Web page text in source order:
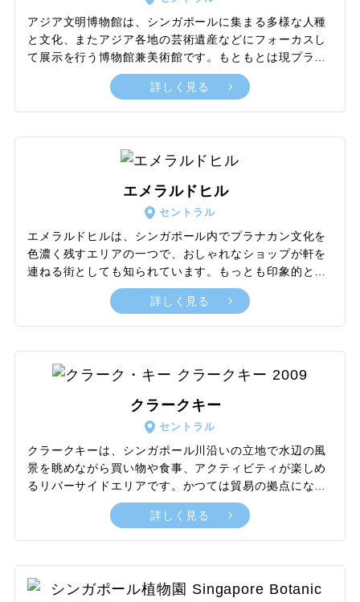
アジア文明博物館は、シンガポールに集まる多様な人種
と文化、またアジア各地の芸術遺産などにフォーカスし
て展示を行う博物館兼美術館です。もともとは現プラナ
カン博物館の建物を利用していましたが、2003年に移
転。さらに2015年には展示棟の新設やギャラリースペー
ス増設のリニューアル工事を完成させました。現在では
装など1,000点以上におよぶ品を紹介し、時には日本文
ます。見学時には、日本語対応可能な無料のガイド付き
ツアーの利用がおすすめです。
詳しく見る
エメラルドヒル
セントラル
エメラルドヒルは、シンガポール内でプラナカン文化を
色濃く残すエリアの一つで、おしゃれなショップが軒を
連ねる街としても知られています。もっとも印象的とい
えるのは、プラナカン文化を象徴する建物であり、また
カラフルで装飾的な姿がカメラの被写体としても人気の
ショップハウスが立ち並ぶ風景。さまざまな国のテイス
魅力にもあふれています。また、伝統的でレトロムード
フェやバーに生まれ変わっている場所も多く、街歩きの
合間にひと息つけるスポットとして重宝します。
詳しく見る
クラークキー
セントラル
クラークキーは、シンガポール川沿いの立地で水辺の風
景を眺めながら買い物や食事、アクティビティが楽しめ
るリバーサイドエリアです。かつては貿易の拠点になっ
ていたエリアでもあり、当時の倉庫や施設の一部がリノ
ベーションを経て現在の施設づくりに活用されていま
す。ナイトクラブやミュージックバーなどが多数あるた
店している点も魅力の一つで、豪快なチリクラブディナ
詳しく見る